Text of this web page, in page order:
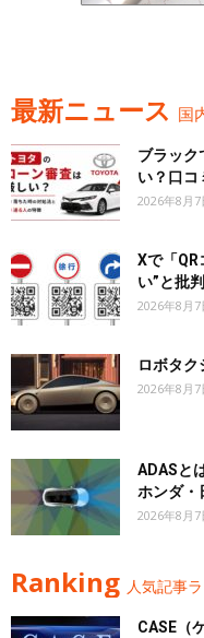
最新ニュース 国
ブラック
い？口コ
2026年8月7
Xで「
い”と批判
2026年8月7
ロボタク
2026年8月7
ADASと
ホンダ・
2026年8月7
Ranking 人気記事
CASE（